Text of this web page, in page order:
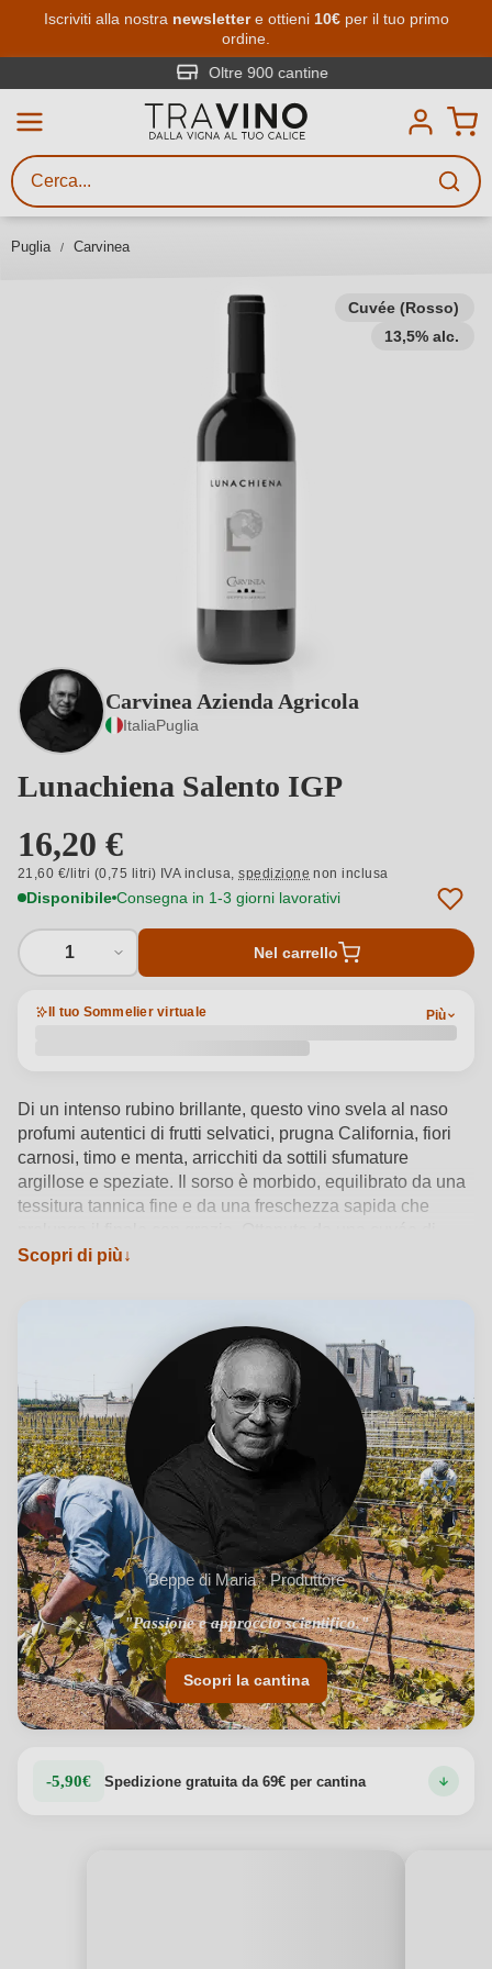
Passa al contenuto principale
Iscriviti alla nostra newslettere ottieni 10€per il tuo primo
ordine.
Oltre 900 cantine
Puglia Carvinea
Cuvée (Rosso)
13,5% alc.
Carvinea Azienda Agricola
ItaliaPuglia
Lunachiena Salento IGP
16,20 €
21,60 €/litri (0,75 litri) IVA inclusa,spedizione non inclusa
Disponibile Consegna in 1-3 giorni lavorativi
1 Nel carrello
Il tuo Sommelier virtuale Più
Di un intenso rubino brillante, questo vino svela al naso
profumi autentici di frutti selvatici, prugna California, fiori
carnosi, timo e menta, arricchiti da sottili sfumature
argillose e speziate. Il sorso è morbido, equilibrato da una
tessitura tannica fine e da una freschezza sapida che
Aglianico e Negroamaro, si esprime al meglio tra i 16 e i
cuore dell’Alto Salento, interpreta il territorio attraverso una
vinificazione attenta e sostenibile, fondendo passione
artigiana e competenza enologica in ogni bottiglia.
Vedi dettagli del prodotto →
Scopri di più
Beppe di Maria · Produttore
"Passione e approccio scientifico."
Scopri la cantina
-5,90€ Spedizione gratuita da 69€ per cantina
Ricerca vini
Inserisci almeno 3 caratteri
gusto, occasione, nome del vino,